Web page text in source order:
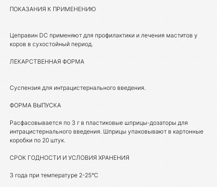
ПОКАЗАНИЯ К ПРИМЕНЕНИЮ
Цеправин DC применяют для профилактики и лечения маститов у
коров в сухостойный период.
ЛЕКАРСТВЕННАЯ ФОРМА
Суспензия для интрацистернального введения.
ФОРМА ВЫПУСКА
Расфасовывается по 3 г в пластиковые шприцы-дозаторы для
интрацистернального введения. Шприцы упаковывают в картонные
коробки по 20 штук.
СРОК ГОДНОСТИ И УСЛОВИЯ ХРАНЕНИЯ
3 года при температуре 2-25°С
Каталог товаров
Ветеринарные препараты
Корма, кормовые добавки
Гигиенические средства
Дезинфекция, дезинсекция, дератизация